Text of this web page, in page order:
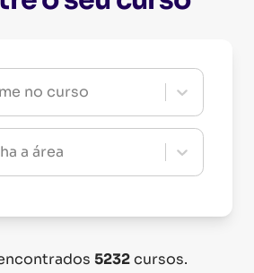
no curso
a área
5232cursos.